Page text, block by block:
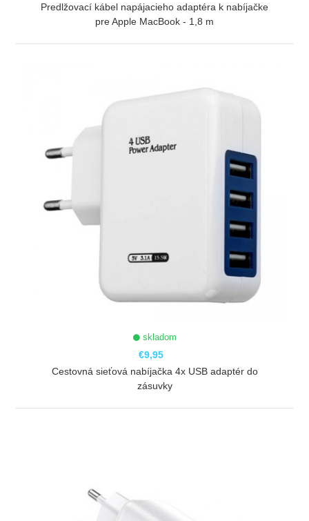
Predlžovací kábel napájacieho adaptéra k nabíjačke
pre Apple MacBook - 1,8 m
skladom
€9,95
Cestovná sieťová nabíjačka 4x USB adaptér do
zásuvky